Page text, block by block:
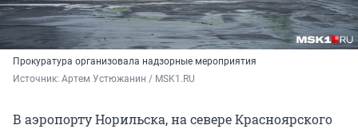
Прокуратура организовала надзорные мероприятия
Источник: Артем Устюжанин / MSK1.RU
В аэропорту Норильска, на севере Красноярского